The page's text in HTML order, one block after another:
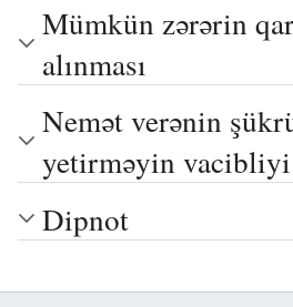
Mümkün zərərin
alınması
Nemət verənin
yetirməyin vacibliyi
Dipnot